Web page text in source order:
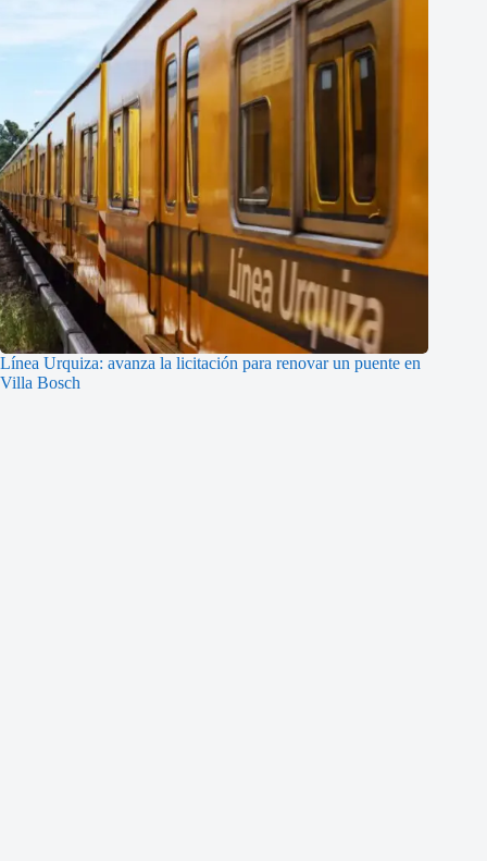
Línea Urquiza: avanza la licitación para renovar un puente en
Villa Bosch